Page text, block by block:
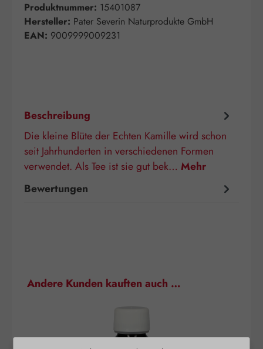
Produktnummer: 15401087
Hersteller: Pater Severin Naturprodukte GmbH
EAN: 9009999009231
Beschreibung
Die kleine Blüte der Echten Kamille wird schon
seit Jahrhunderten in verschiedenen Formen
verwendet. Als Tee ist sie gut bek… Mehr
Bewertungen
Produktgalerie überspringen
Andere Kunden kauften auch …